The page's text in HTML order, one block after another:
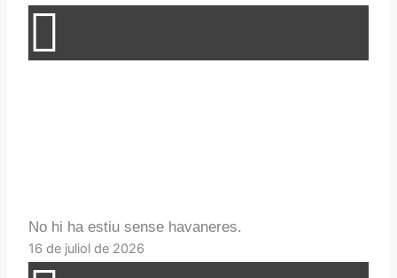
No hi ha estiu sense havaneres.
16 de juliol de 2026